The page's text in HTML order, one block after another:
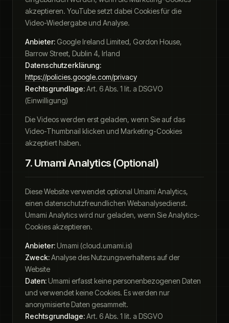
akzeptieren. YouTube setzt dabei Cookies für die
Video-Wiedergabe und Analyse.
Anbieter: Google Ireland Limited, Gordon House,
Barrow Street, Dublin 4, Irland
Datenschutzerklärung:
https://policies.google.com/privacy
Rechtsgrundlage:Art. 6 Abs. 1 lit. a DSGVO
(Einwilligung)
Die Videos werden erst geladen, wenn Sie auf das
Video-Thumbnail klicken und Marketing-Cookies
akzeptiert haben.
7. Umami Analytics (Optional)
Diese Website verwendet optional Umami Analytics,
einen datenschutzfreundlichen Webanalysedienst.
Umami Analytics wird nur geladen, wenn Sie Analytics-
Cookies akzeptieren.
Anbieter:Umami (cloud.umami.is)
Zweck:Analyse des Nutzungsverhaltens auf der
Website
Daten:Umami erfasst keine personenbezogenen Daten
und verwendet keine Cookies. Es werden nur
anonymisierte Daten gesammelt.
Rechtsgrundlage:Art. 6 Abs. 1 lit. a DSGVO